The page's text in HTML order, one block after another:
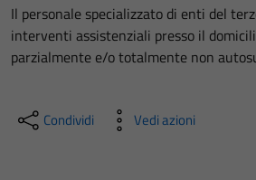
Il personale specializzato di enti del
interventi assistenziali presso il
parzialmente e/o totalmente non
Condividi Vedi azioni